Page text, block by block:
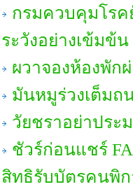
กรมควบคุมโรค
ระวังอย่างเข้มข้น
ผวาจองห้องพัก
มันหมูร่วงเต็มถ
วัยชราอย่าประ
ชัวร์ก่อนแชร์
สิทธิรับบัตรคนพิก